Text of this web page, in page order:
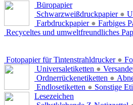
Büropapier
Schwarzweißdruckpapier ●
Farbdruckpapier ● Farbiges
Recyceltes und umweltfreundliches
Fotopapier für Tintenstrahldrucker ●
Universaletiketten ●
Ordnerrückenetiketten ●
Endlosetiketten ● Sonstige
Lesezeichen